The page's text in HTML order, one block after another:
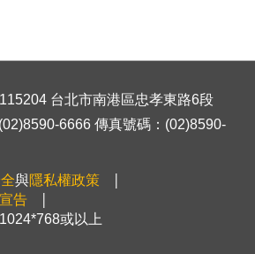
台北市南港區忠孝東路6段
6666 傳真號碼：(02)8590-
與隱私權政策
告
或以上